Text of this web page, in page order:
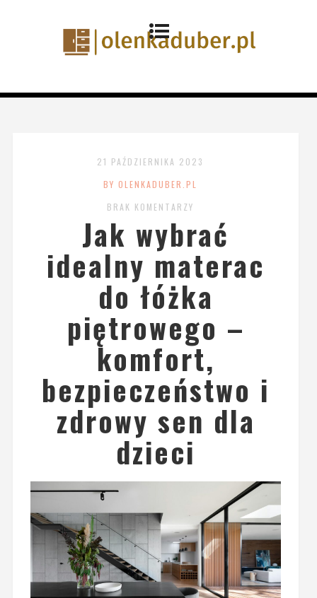
21 PAŹDZIERNIKA 2023
BY OLENKADUBER.PL
BRAK KOMENTARZY
Jak wybrać
idealny materac
do łóżka
piętrowego –
komfort,
bezpieczeństwo i
zdrowy sen dla
dzieci